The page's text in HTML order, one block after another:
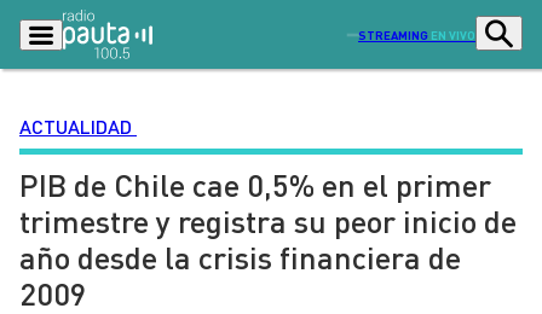
STREAMING EN VIVO
Podcasts Programas
Lo Último Actualidad
Ciudad Economía
ACTUALIDAD
PIB de Chile cae 0,5% en el primer
trimestre y registra su peor inicio de
año desde la crisis financiera de
2009